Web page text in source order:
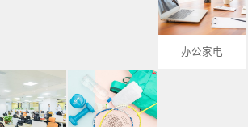
办公家电